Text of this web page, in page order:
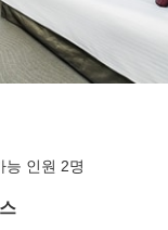
능 인원 2명